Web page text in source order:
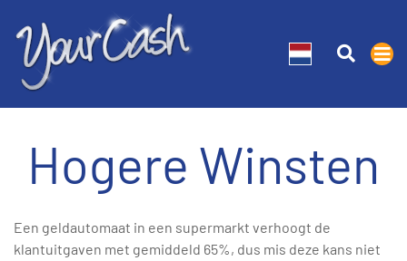
Hogere Winsten
Een geldautomaat in een supermarkt verhoogt de
klantuitgaven met gemiddeld 65%, dus mis deze kans niet